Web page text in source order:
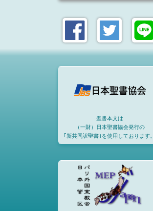
聖書本文は
（一財）日本聖書協会発行の
｢新共同訳聖書｣を使用しております。